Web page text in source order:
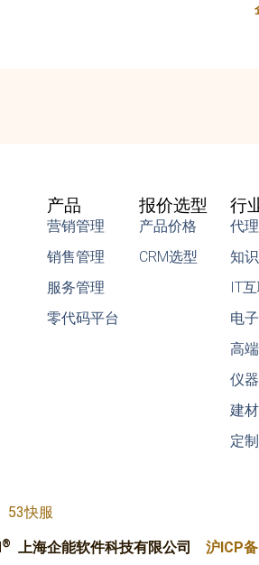
产品
营销管理
销售管理
服务管理
零代码平台
报价选型
产品价格
CRM选型
行
代
知
IT
电
高
仪
建
定
53快服
® 上海企能软件科技有限公司沪ICP